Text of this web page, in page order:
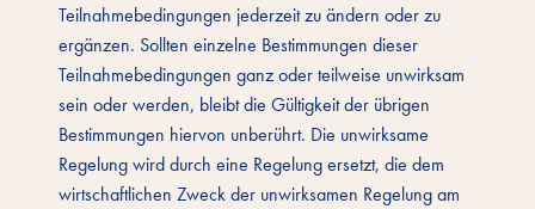
Teilnahmebedingungen jederzeit zu ändern oder zu
ergänzen. Sollten einzelne Bestimmungen dieser
Teilnahmebedingungen ganz oder teilweise unwirksam
sein oder werden, bleibt die Gültigkeit der übrigen
Bestimmungen hiervon unberührt. Die unwirksame
Regelung wird durch eine Regelung ersetzt, die dem
wirtschaftlichen Zweck der unwirksamen Regelung am